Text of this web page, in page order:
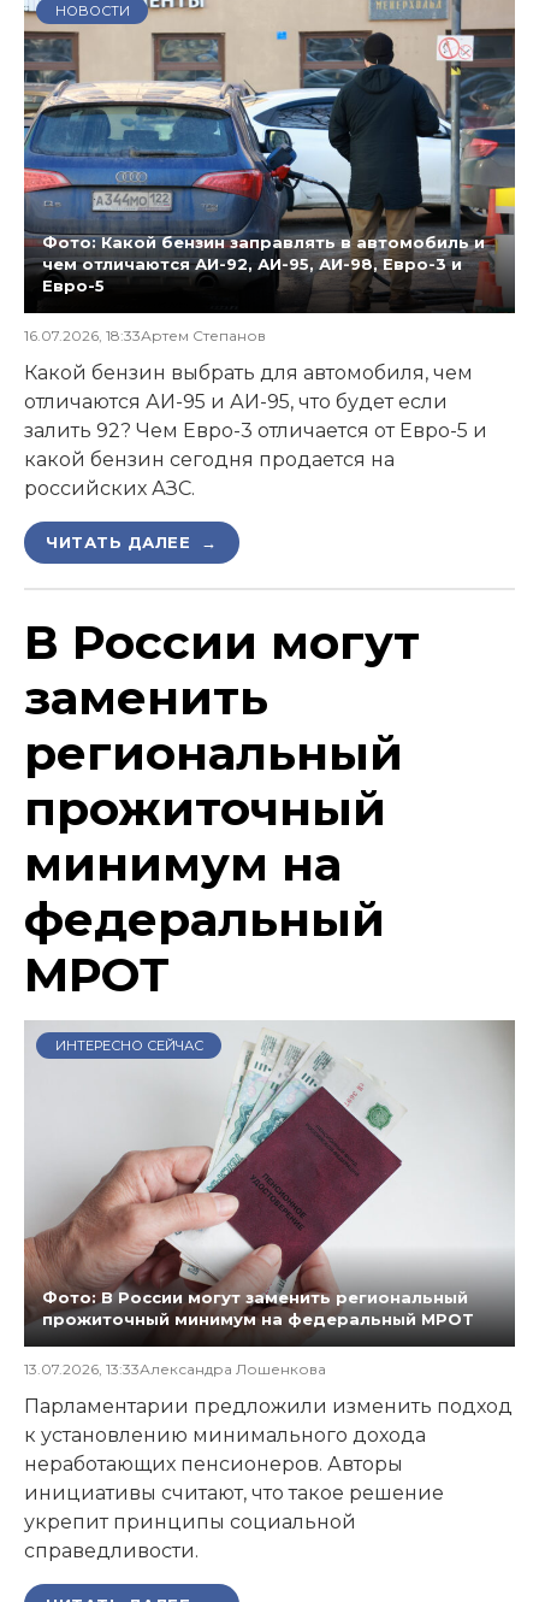
НОВОСТИ
Фото: Какой бензин заправлять в автомобиль и
чем отличаются АИ-92, АИ-95, АИ-98, Евро-3 и
Евро-5
16.07.2026, 18:33Артем Степанов
Какой бензин выбрать для автомобиля, чем
отличаются АИ-95 и АИ-95, что будет если
залить 92? Чем Евро-3 отличается от Евро-5 и
какой бензин сегодня продается на
российских АЗС.
ЧИТАТЬ ДАЛЕЕ →
В России могут
заменить
региональный
прожиточный
минимум на
федеральный
МРОТ
ИНТЕРЕСНО СЕЙЧАС
Фото: В России могут заменить региональный
прожиточный минимум на федеральный МРОТ
13.07.2026, 13:33Александра Лошенкова
Парламентарии предложили изменить подход
к установлению минимального дохода
неработающих пенсионеров. Авторы
инициативы считают, что такое решение
укрепит принципы социальной
справедливости.